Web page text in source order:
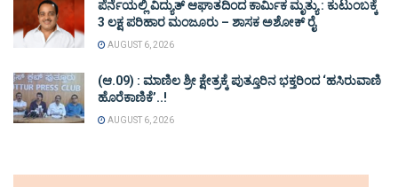
ಪೆರ್ನೆಯಲ್ಲಿ ವಿದ್ಯುತ್ ಆಘಾತದಿಂದ ಕಾರ್ಮಿಕ ಮೃತ್ಯು : ಕುಟುಂಬಕ್ಕೆ
3 ಲಕ್ಷ ಪರಿಹಾರ ಮಂಜೂರು – ಶಾಸಕ ಅಶೋಕ್ ರೈ
AUGUST 6, 2026
(ಆ.09) : ಮಾಣಿಲ ಶ್ರೀ ಕ್ಷೇತ್ರಕ್ಕೆ ಪುತ್ತೂರಿನ ಭಕ್ತರಿಂದ ‘ಹಸಿರುವಾಣಿ
ಹೊರೆಕಾಣಿಕೆ’..!
AUGUST 6, 2026